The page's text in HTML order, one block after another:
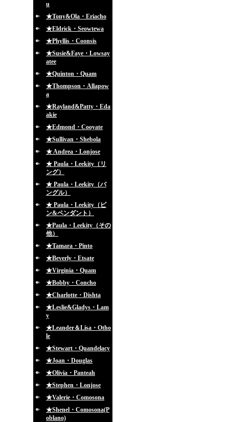
u
★Tony&Ola・Eriacho
★Eldrick・Seowtewa
★Phyllis・Coonsis
★Susie&Faye・Lowsay
atee
★Quinton・Quam
★Thompson・Allapow
a
★Rayland&Patty・Eda
akie
★Edmond・Cooyate
★Sullivan・Shebola
★ Andrea・Lonjose
★ Paula・Leekity（リ
ング）
★ Paula・Leekity（バ
ングル）
★ Paula・Leekity（ピ
ン&ペンダント）
★Paula・Leekity（その
他）
★Tamara・Pinto
★Beverly・Etsate
★Virginia・Quam
★Bobby・Concho
★Charlotte・Dishta
★Leslie&Gladys・Lam
y
★Leander＆Lisa・Otho
le
★Stewart・Quandelacy
★Joan・Douglas
★Olivia・Panteah
★Stephen・Lonjose
★Valerie・Comosona
★Shenel・Comosona(P
oblano)